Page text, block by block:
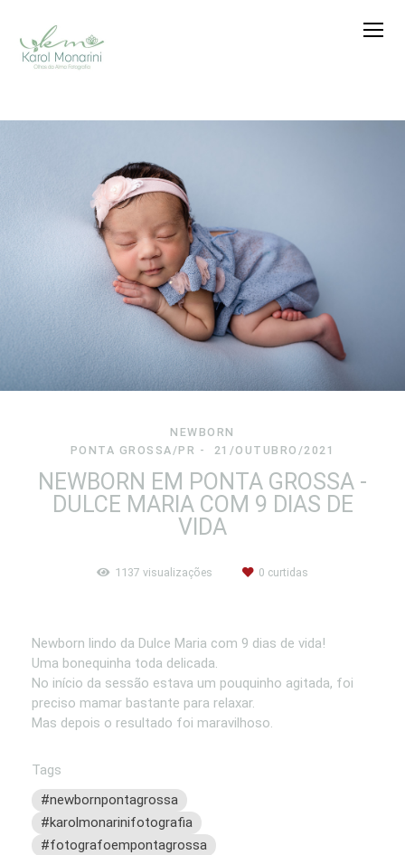
NEWBORN
PONTA GROSSA/PR
21/OUTUBRO/2021
NEWBORN EM PONTA GROSSA -
DULCE MARIA COM 9 DIAS DE
VIDA
1137 visualizações 0 curtidas
Newborn lindo da Dulce Maria com 9 dias de vida!
Uma bonequinha toda delicada.
No início da sessão estava um pouquinho agitada, foi
preciso mamar bastante para relaxar.
Mas depois o resultado foi maravilhoso.
Tags
#newbornpontagrossa
#karolmonarinifotografia
#fotografoempontagrossa